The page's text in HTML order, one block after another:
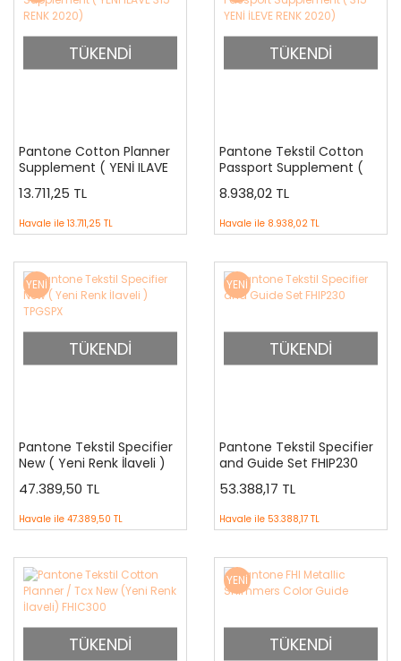
TÜKENDİ
Pantone Cotton Planner
Supplement ( YENİ ILAVE
315 RENK 2020)
13.711,25 TL
Havale ile 13.711,25 TL
TÜKENDİ
Pantone Tekstil Cotton
Passport Supplement (
315 YENİ İLEVE RENK 2020)
8.938,02 TL
Havale ile 8.938,02 TL
YENİ
TÜKENDİ
Pantone Tekstil Specifier
New ( Yeni Renk İlaveli )
TPGSPX
47.389,50 TL
Havale ile 47.389,50 TL
YENİ
TÜKENDİ
Pantone Tekstil Specifier
and Guide Set FHIP230
53.388,17 TL
Havale ile 53.388,17 TL
TÜKENDİ
YENİ
TÜKENDİ